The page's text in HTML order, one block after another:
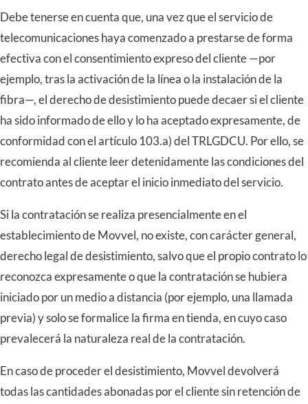
Debe tenerse en cuenta que, una vez que el servicio de
telecomunicaciones haya comenzado a prestarse de forma
efectiva con el consentimiento expreso del cliente —por
ejemplo, tras la activación de la línea o la instalación de la
fibra—, el derecho de desistimiento puede decaer si el cliente
ha sido informado de ello y lo ha aceptado expresamente, de
conformidad con el artículo 103.a) del TRLGDCU. Por ello, se
recomienda al cliente leer detenidamente las condiciones del
contrato antes de aceptar el inicio inmediato del servicio.
Si la contratación se realiza presencialmente en el
establecimiento de Movvel, no existe, con carácter general,
derecho legal de desistimiento, salvo que el propio contrato lo
reconozca expresamente o que la contratación se hubiera
iniciado por un medio a distancia (por ejemplo, una llamada
previa) y solo se formalice la firma en tienda, en cuyo caso
prevalecerá la naturaleza real de la contratación.
En caso de proceder el desistimiento, Movvel devolverá
todas las cantidades abonadas por el cliente sin retención de